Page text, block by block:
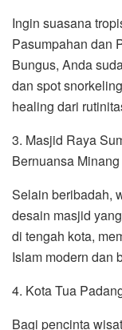
Ingin suasana
Pasumpahan dan
Bungus, Anda
dan spot
healing dari
3. Masjid Raya
Bernuansa Minang
Selain beribadah,
desain masjid
di tengah kota,
Islam modern dan
4. Kota Tua
Bagi pencinta